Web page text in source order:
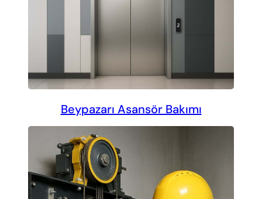
Beypazarı Asansör Bakımı